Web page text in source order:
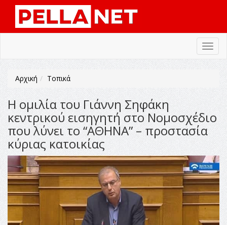
Αρχική Τοπικά
H ομιλία του Γιάννη Σηφάκη
κεντρικού εισηγητή στο Νομοσχέδιο
που λύνει το “ΑΘΗΝΑ” – προστασία
κύριας κατοικίας